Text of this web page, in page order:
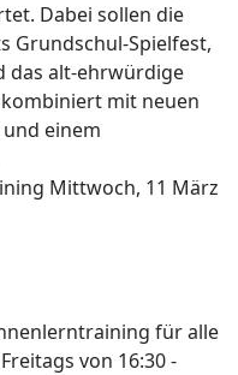
Dabei sollen die
Grundschul-Spielfest,
das alt-ehrwürdige
mit neuen
einem
Mittwoch, 11 März
für alle
von 16:30 -